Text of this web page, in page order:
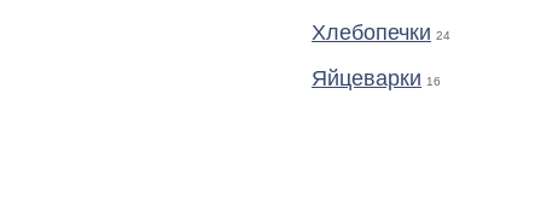
Хлебопечки 24
Яйцеварки 16